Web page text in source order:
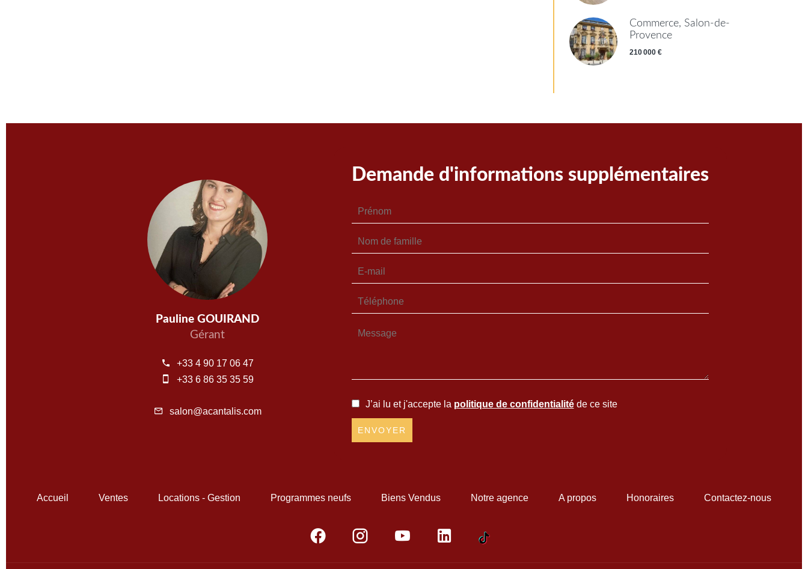
Commerce, Salon-de-
Provence
210 000 €
Pauline GOUIRAND
Gérant
+33 4 90 17 06 47
+33 6 86 35 35 59
salon@acantalis.com
Demande d'informations supplémentaires
J’ai lu et j'accepte la politique de confidentialitéde ce site
ENVOYER
Accueil Ventes Locations - Gestion Programmes neufs Biens Vendus Notre agence A propos Honoraires Contactez-nous